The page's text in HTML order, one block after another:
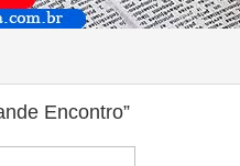
Encontro”